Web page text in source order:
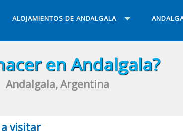
ALOJAMIENTOS DE ANDALGALA
en Andalgala?
Andalgala, Argentina
visitar